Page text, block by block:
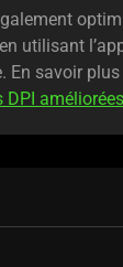
utilisant
En savoir
améliorées